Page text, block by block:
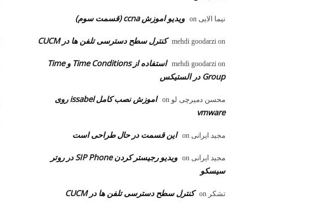
نیما الایی ویدیو اموزش ccna (قسمت سوم)
mehdi goodarzi on کنترل سطح دسترسی تلفن ها در CUCM
mehdi goodarzi on
استفاده از Time Conditions و Time
Group در الستیکس
محسن دمیرچی لو
اموزش نصب کامل issabel روی
vmware
مجید ایرانی این قسمت در حال طراحی است
مجید ایرانی
ویدیو رجیستر کردن SIP Phone در روتر
سیسکو
تشکر کنترل سطح دسترسی تلفن ها در CUCM